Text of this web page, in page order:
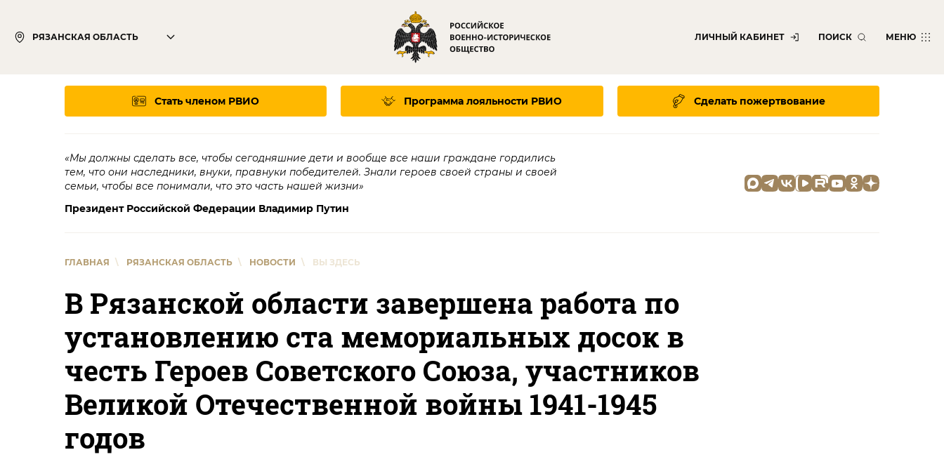
РЯЗАНСКАЯ ОБЛАСТЬ ЛИЧНЫЙ КАБИНЕТ ПОИСК МЕНЮ
Стать членом РВИО Программа лояльности РВИО Сделать пожертвование
«Мы должны сделать все, чтобы сегодняшние дети и вообще все наши граждане гордились
тем, что они наследники, внуки, правнуки победителей. Знали героев своей страны и своей
семьи, чтобы все понимали, что это часть нашей жизни»
Президент Российской Федерации Владимир Путин
ГЛАВНАЯ \ РЯЗАНСКАЯ ОБЛАСТЬ \ НОВОСТИ \ ВЫ ЗДЕСЬ
В Рязанской области завершена работа по
установлению ста мемориальных досок в
честь Героев Советского Союза, участников
Великой Отечественной войны 1941-1945
годов